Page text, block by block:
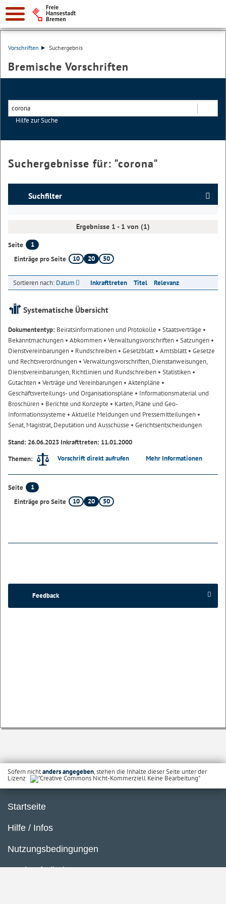
Vorschriften Suchergebnis
Bremische Vorschriften
Hilfe zur Suche
Suchergebnisse für: "corona"
Suchfilter
Ergebnisse 1 - 1 von (1)
Seite
1
Einträge pro Seite
10 20 50
Sortieren nach: Datum Inkrafttreten Titel Relevanz
Systematische Übersicht
Dokumententyp: Beiratsinformationen und Protokolle • Staatsverträge •
Bekanntmachungen • Abkommen • Verwaltungsvorschriften • Satzungen •
Dienstvereinbarungen • Rundschreiben • Gesetzblatt• Amtsblatt• Gesetze
und Rechtsverordnungen • Verwaltungsvorschriften, Dienstanweisungen,
Dienstvereinbarungen, Richtlinien und Rundschreiben • Statistiken •
Gutachten • Verträge und Vereinbarungen • Aktenpläne •
Geschäftsverteilungs- und Organisationspläne • Informationsmaterial und
Broschüren • Berichte und Konzepte • Karten, Pläne und Geo-
Informationssysteme • Aktuelle Meldungen und Pressemitteilungen •
Senat, Magistrat, Deputation und Ausschüsse • Gerichtsentscheidungen
Stand: 26.06.2023 Inkrafttreten: 11.01.2000
Themen:
Vorschrift direkt aufrufen Mehr Informationen
Seite
1
Einträge pro Seite
10 20 50
Feedback
Sofern nichtanders angegeben, stehen die Inhalte dieser Seite unter der
Lizenz
Startseite
Hilfe / Infos
Nutzungsbedingungen
Barrierefreiheit